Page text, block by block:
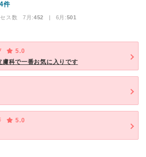
4件
セス数 7月:452 | 6月:501
5.0
膚科で一番お気に入りです
5.0